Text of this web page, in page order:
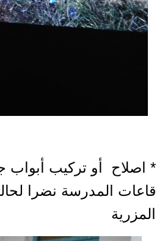
* اصلاح أو تركيب أبواب
قاعات المدرسة نضرا
المزرية